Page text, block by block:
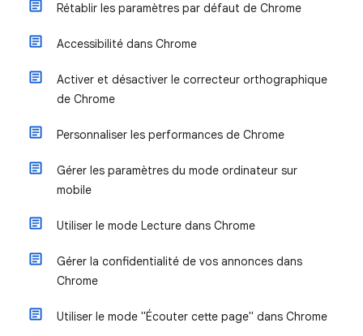
Rétablir les paramètres par défaut de Chrome
Accessibilité dans Chrome
Activer et désactiver le correcteur orthographique
de Chrome
Personnaliser les performances de Chrome
Gérer les paramètres du mode ordinateur sur
mobile
Utiliser le mode Lecture dans Chrome
Gérer la confidentialité de vos annonces dans
Chrome
Utiliser le mode "Écouter cette page" dans Chrome